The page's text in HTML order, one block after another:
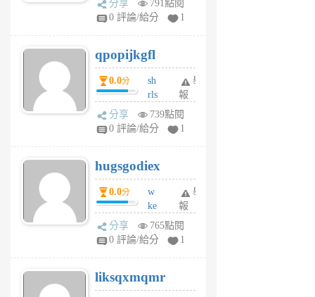
rs
6
個
月
前
分享
791點閱
0 評論/給分
1
qpopijkgfl
0.0分
sh
rls
k
m
6
個
月
前
舉
報
分享
739點閱
0 評論/給分
1
hugsgodiex
0.0分
w
ke
rv
pj
6
個
舉
報
分享
765點閱
0 評論/給分
1
liksqxmqmr